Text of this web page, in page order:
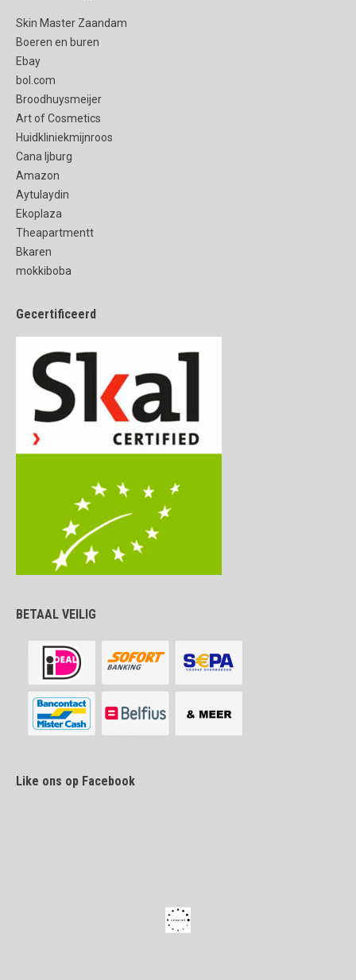
Skin Master Zaandam
Boeren en buren
Ebay
bol.com
Broodhuysmeijer
Art of Cosmetics
Huidkliniekmijnroos
Cana Ijburg
Amazon
Aytulaydin
Ekoplaza
Theapartmentt
Bkaren
mokkiboba
Gecertificeerd
BETAAL VEILIG
Like ons op Facebook